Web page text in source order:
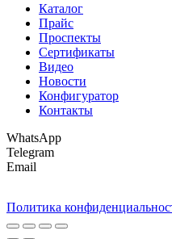
Каталог
Прайс
Проспекты
Сертификаты
Видео
Новости
Конфигуратор
Контакты
WhatsApp
Telegram
Email
Политика